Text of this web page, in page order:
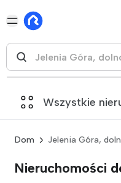
Wszystkie
Dom Jelenia Góra,
Nieruchomości